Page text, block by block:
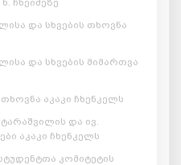
და სხვების თხოვნა
და სხვების მიმართვა
აკაკი ჩხენკელს
და ივ.
აკაკი ჩხენკელს
კომიტეტის